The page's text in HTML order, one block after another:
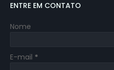
ENTRE EM CONTATO
Nome
E-mail *